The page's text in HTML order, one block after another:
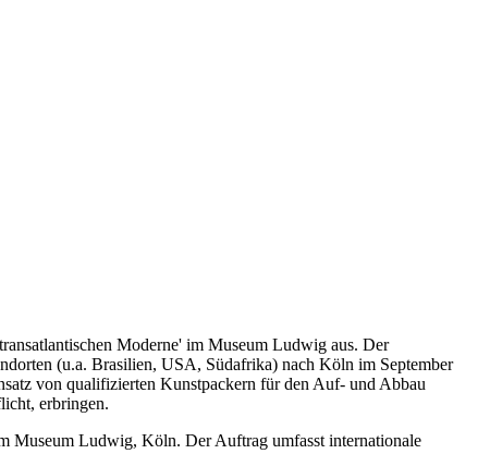
Moderne' im Museum Ludwig aus. Der
(u.a. Brasilien, USA, Südafrika) nach Köln im September
von qualifizierten Kunstpackern für den Auf- und Abbau
erbringen.
Museum Ludwig, Köln. Der Auftrag umfasst internationale